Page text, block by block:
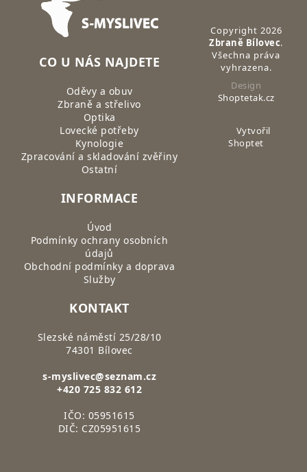
CO U NÁS NAJDETE
Oděvy a obuv
Zbraně a střelivo
Optika
Lovecké potřeby
Kynologie
Zpracování a skladování zvěřiny
Ostatní
INFORMACE
Úvod
Podmínky ochrany osobních
údajů
Obchodní podmínky a doprava
Služby
KONTAKT
Slezské náměstí 25/28/10
74301 Bílovec
s-myslivec@seznam.cz
+420 725 832 612
IČO: 05951615
DIČ: CZ05951615
Copyright 2026
Zbraně Bílovec.
Všechna práva
vyhrazena.
Design
Shoptetak.cz
Vytvořil
Shoptet